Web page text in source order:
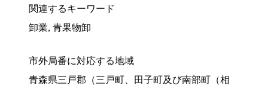
関連するキーワード
卸業, 青果物卸
市外局番に対応する地域
青森県三戸郡（三戸町、田子町及び南部町（相